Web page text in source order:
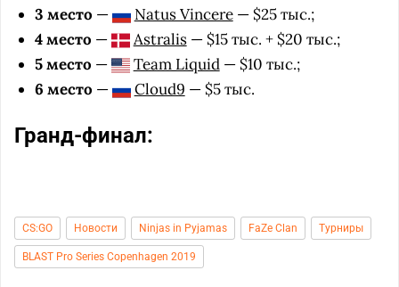
3 место — Natus Vincere— $25 тыс.;
4 место — Astralis— $15 тыс. + $20 тыс.;
5 место — Team Liquid— $10 тыс.;
6 место — Cloud9 — $5 тыс.
Гранд-финал:
CS:GO Новости Ninjas in Pyjamas FaZe Clan Турниры
BLAST Pro Series Copenhagen 2019